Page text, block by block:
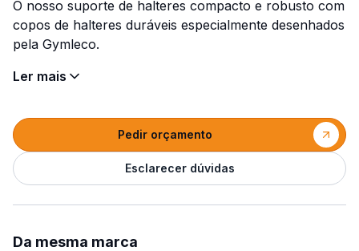
O nosso suporte de halteres compacto e robusto com
copos de halteres duráveis especialmente desenhados
pela Gymleco.
Ler mais
Pedir orçamento
Esclarecer dúvidas
Da mesma marca